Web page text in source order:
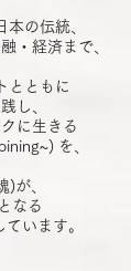
の伝統、
・経済まで、
とともに
し、
に生きる
を、
)が、
なる
います。